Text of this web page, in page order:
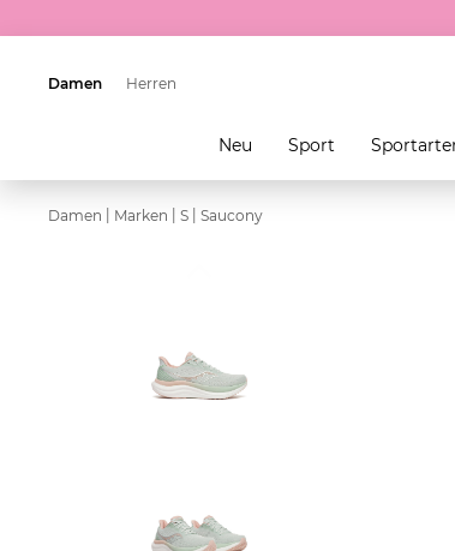
Damen
Neu Sport
Herren
Damen Marken S Saucony